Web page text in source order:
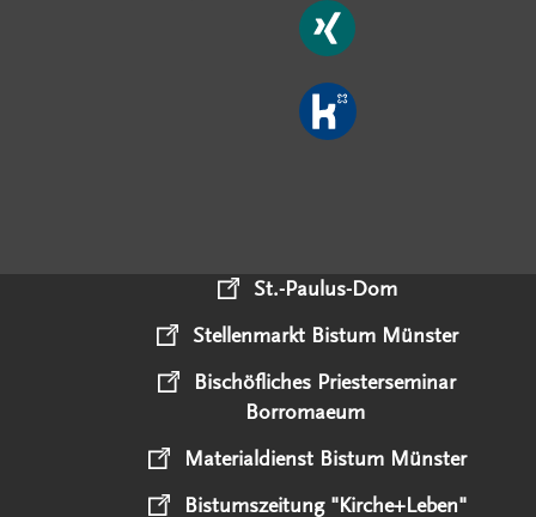
St.-Paulus-Dom
Stellenmarkt Bistum Münster
Bischöfliches Priesterseminar
Borromaeum
Materialdienst Bistum Münster
Bistumszeitung "Kirche+Leben"